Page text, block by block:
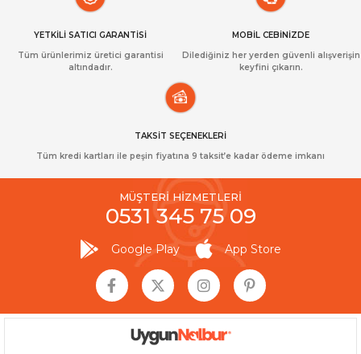
YETKİLİ SATICI GARANTİSİ
Tüm ürünlerimiz üretici garantisi
altındadır.
MOBİL CEBİNİZDE
Dilediğiniz her yerden güvenli alışverişin
keyfini çıkarın.
TAKSİT SEÇENEKLERİ
Tüm kredi kartları ile peşin fiyatına 9 taksit’e kadar ödeme imkanı
MÜŞTERİ HİZMETLERİ
0531 345 75 09
Google Play App Store